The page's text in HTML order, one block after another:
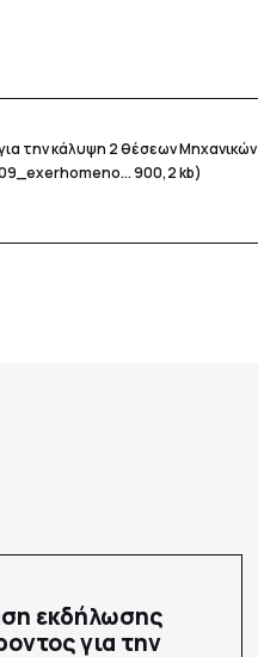
την κάλυψη 2 θέσεων Μηχανικών
900,2 kb)
εκδήλωσης
για την